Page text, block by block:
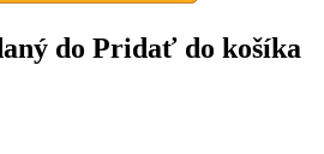
do Pridať do košíka